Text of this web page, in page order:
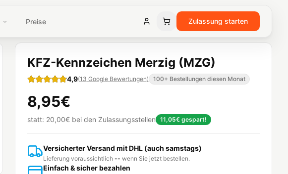
Preise Zulassung starten
KFZ-Kennzeichen Merzig (MZG)
4,9(13 Google Bewertungen) 100+ Bestellungen diesen Monat
8,95€
statt: 20,00€ bei den Zulassungsstellen 11,05€ gespart!
Versicherter Versand mit DHL (auch samstags)
Lieferung voraussichtlich -- wenn Sie jetzt bestellen.
Einfach & sicher bezahlen